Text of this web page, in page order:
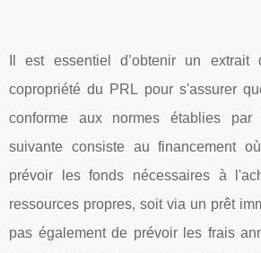
Il est essentiel d’obtenir un extrait
copropriété du PRL pour s'assurer
conforme aux normes établies
suivante consiste au financement
prévoir les fonds nécessaires à
ressources propres, soit via un prêt
pas également de prévoir les frais